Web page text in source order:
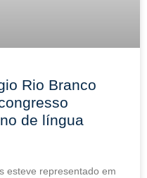
Rio Branco
de língua
esteve representado em